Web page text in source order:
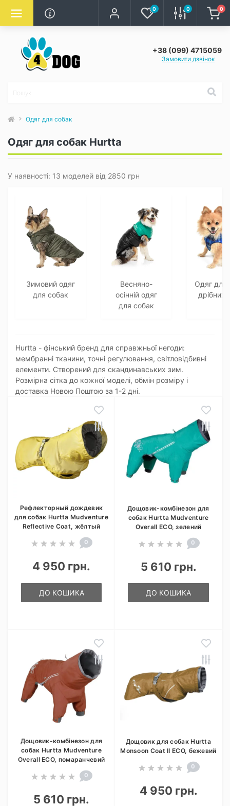
0 0 0
+38 (099) 4715059
Замовити дзвінок
Одяг для собак
Одяг для собак Hurtta
У наявності: 13 моделей від 2850 грн
Зимовий одяг
для собак
Весняно-
осінній одяг
для собак
Одяг для
дрібних
Hurtta - фінський бренд для справжньої негоди:
мембранні тканини, точні регулювання, світловідбивні
елементи. Створений для скандинавських зим.
Розмірна сітка до кожної моделі, обмін розміру і
доставка Новою Поштою за 1-2 дні.
Рефлекторный дождевик
для собак Hurtta Mudventure
Reflective Coat, жёлтый
0
4 950 грн.
ДО КОШИКА
Дощовик-комбінезон для
собак Hurtta Mudventure
Overall ECO, зелений
0
5 610 грн.
ДО КОШИКА
Дощовик-комбінезон для
собак Hurtta Mudventure
Overall ECO, помаранчевий
0
5 610 грн.
Дощовик для собак Hurtta
Monsoon Coat II ECO, бежевий
0
4 950 грн.